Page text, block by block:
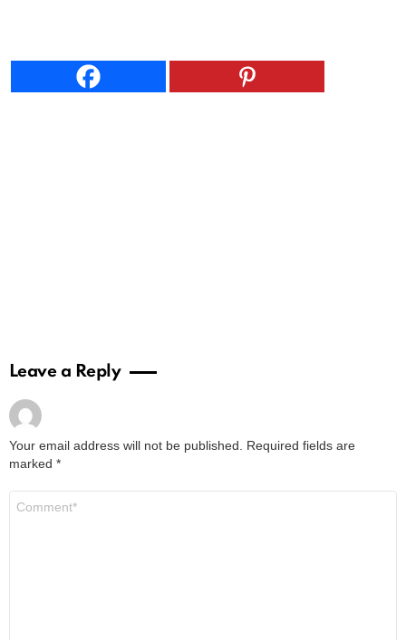
Leave a Reply
Your email address will not be published.
Required fields are
marked *